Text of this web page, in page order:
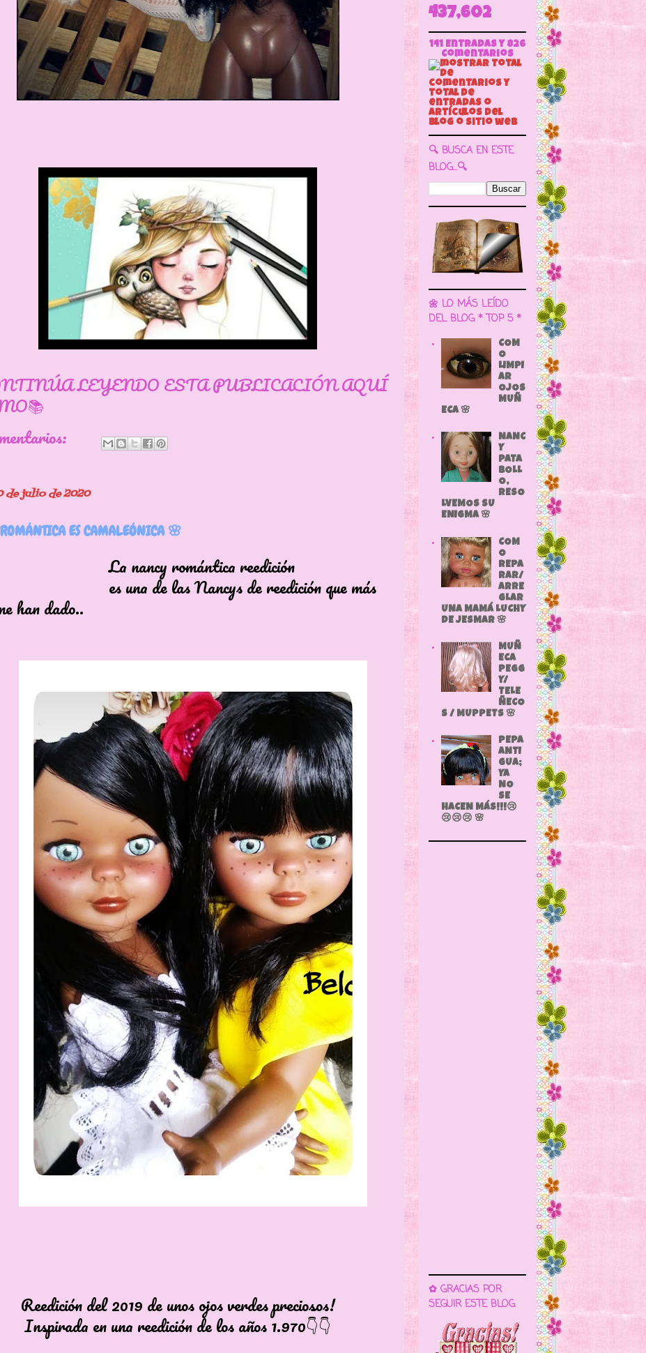
LEYENDO ESTA PUBLICACIÓN AQUÍ
de julio de 2020
ES CAMALEÓNICA 🌸
nancy romántica reedición
de las Nancys de reedición que más
han dado..
Reedición del 2019 de unos ojos verdes preciosos!
Inspirada en una reedición de los años 1.970👇👇
437,602
141 Entradas y 826
Comentarios
🔍 BUSCA EN ESTE
BLOG...🔍
🌼 LO MÁS LEÍDO
DEL BLOG * TOP 5 *
COM
O
LIMPI
AR
OJOS
MUÑ
ECA 🌸
NANC
Y
PATA
BOLL
O,
RESO
LVEMOS SU
ENIGMA 🌸
COM
O
REPA
RAR/
ARRE
GLAR
UNA MAMÁ LUCHY
DE JESMAR 🌸
MUÑ
ECA
PEGG
Y/
TELE
ÑECO
S / MUPPETS 🌸
PEPA
ANTI
GUA;
YA
NO
SE
HACEN MÁS!!!😢
😢😢😢 🌸
✿ GRACIAS POR
SEGUIR ESTE BLOG